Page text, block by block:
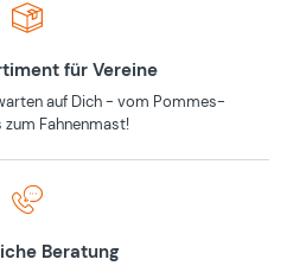
für Vereine
auf Dich - vom Pommes-
zum Fahnenmast!
Beratung